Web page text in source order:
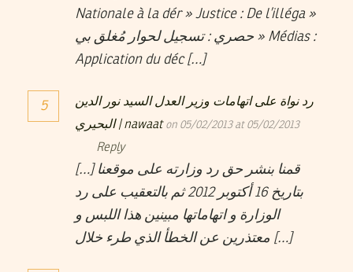
Nationale à la dér » Justice : De l’illéga »
حصري : تسجيل لحوار مُغلق بي » Médias :
Application du déc […]
5
رد نواة على اتهامات وزير العدل السيد نور الدين
البحيري | nawaat on 05/02/2013 at 05/02/2013
Reply
[…] قمنا بنشر حق رد وزارته على موقعنا
بتاريخ 16 أكتوبر 2012 ثم بالتعقيب على رد
الوزارة و اتهاماتها مبينين هذا اللبس و
معتذرين عن الخطأ الذي طرء خلال […]